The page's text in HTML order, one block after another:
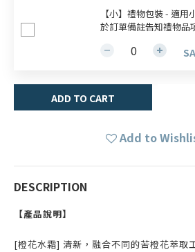
【小】禮物包裝 - 適
於訂單備註告知禮物品
ADD TO CART
Add to
DESCRIPTION
【產品說明】
[橙花水霜] 清新，融合不同的苦橙花萃取